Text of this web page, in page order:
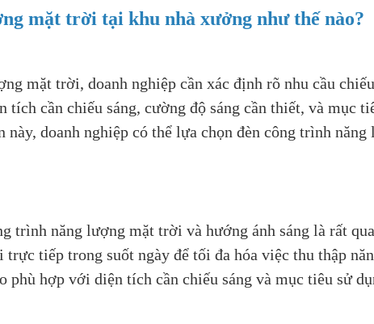
mặt trời tại khu nhà xưởng như thế nào?
mặt trời, doanh nghiệp cần xác định rõ nhu cầu
cần chiếu sáng, cường độ sáng cần thiết, và mục
doanh nghiệp có thể lựa chọn đèn công trình
trình năng lượng mặt trời và hướng ánh sáng là rất
tiếp trong suốt ngày để tối đa hóa việc thu thập
phù hợp với diện tích cần chiếu sáng và mục tiêu sử